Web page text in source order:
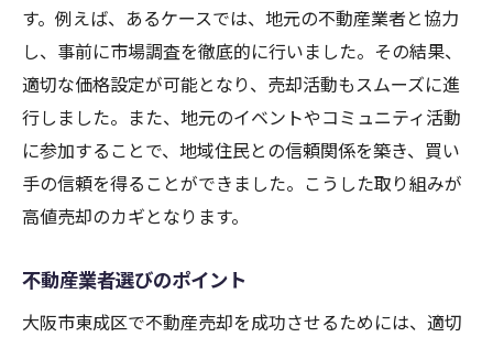
す。例えば、あるケースでは、地元の不動産業者と協力
し、事前に市場調査を徹底的に行いました。その結果、
適切な価格設定が可能となり、売却活動もスムーズに進
行しました。また、地元のイベントやコミュニティ活動
に参加することで、地域住民との信頼関係を築き、買い
手の信頼を得ることができました。こうした取り組みが
高値売却のカギとなります。
不動産業者選びのポイント
大阪市東成区で不動産売却を成功させるためには、適切